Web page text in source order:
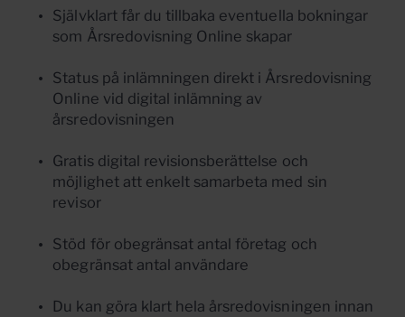
Självklart får du tillbaka eventuella bokningar
som Årsredovisning Online skapar
Status på inlämningen direkt i Årsredovisning
Online vid digital inlämning av
årsredovisningen
Gratis digital revisionsberättelse och
möjlighet att enkelt samarbeta med sin
revisor
Stöd för obegränsat antal företag och
obegränsat antal användare
Du kan göra klart hela årsredovisningen innan